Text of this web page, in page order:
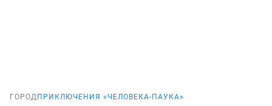
ГОРОД ПРИКЛЮЧЕНИЯ «ЧЕЛОВЕКА-ПАУКА»